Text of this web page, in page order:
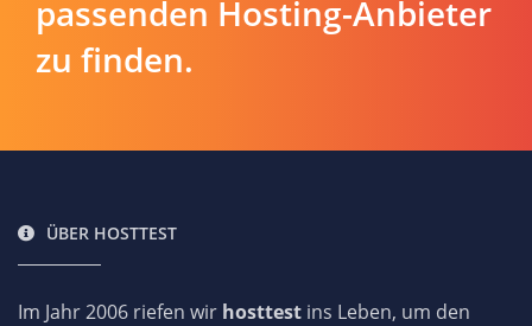
passenden Hosting-Anbieter
zu finden.
ÜBER HOSTTEST
Im Jahr 2006 riefen wir hosttest ins Leben, um den